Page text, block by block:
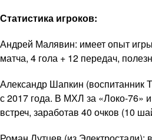
Статистика игроков:
Андрей Малявин: имеет опыт
матча, 4 гола + 12 передач,
Александр Шапкин (воспитанник
с 2017 года. В МХЛ за «Локо-76»
встреч, заработав 40 очков (10